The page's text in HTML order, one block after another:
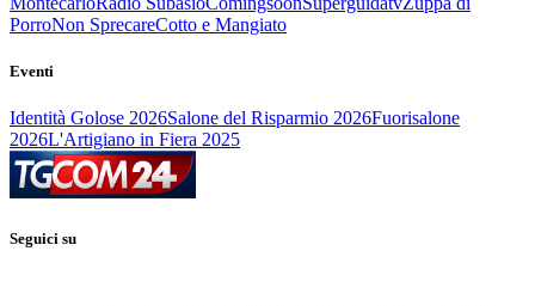
PorroNon SprecareCotto e Mangiato
Eventi
Identità Golose 2026Salone del Risparmio 2026Fuorisalone
2026L'Artigiano in Fiera 2025
Seguici su